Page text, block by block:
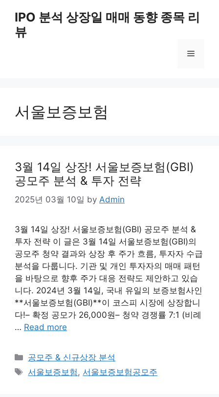
content
IPO 분석 상장일 매매 동향 종목 리
뷰
Menu
서울보증보험
3월 14일 상장! 서울보증보험(GBI)
공모주 분석 & 투자 전략
2025년 03월 10일 by Admin
3월 14일 상장! 서울보증보험(GBI) 공모주 분석 &
투자 전략 이 글은 3월 14일 서울보증보험(GBI)의
공모주 청약 결과와 상장 후 주가 흐름, 투자자 수급
분석을 다룹니다. 기관 및 개인 투자자의 매매 패턴
을 바탕으로 향후 주가 대응 전략도 제안하고 있습
니다. 2024년 3월 14일, 국내 유일의 보증보험사인
**서울보증보험(GBI)**이 코스피 시장에 상장합니
다!– 확정 공모가 26,000원– 청약 경쟁률 7:1 (비례
… Read more
Categories
공모주 & 신규상장 분석
Tags
서울보증보험 , 서울보증보험공모주